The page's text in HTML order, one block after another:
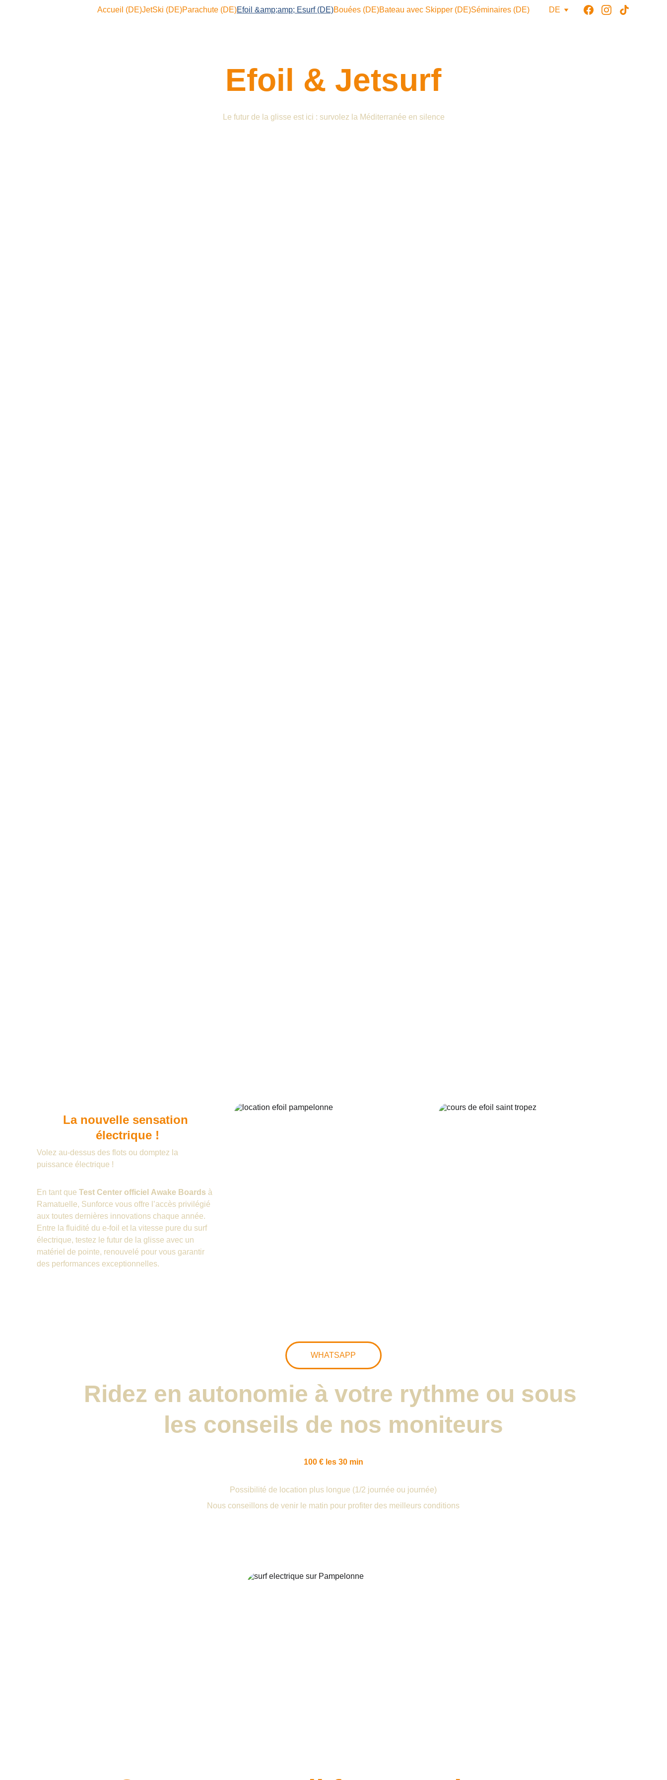
Accueil (DE)JetSki (DE)Parachute (DE)Efoil &amp;amp; Esurf (DE)Bouées (DE)Bateau avec Skipper (DE)Séminaires (DE) DE
Efoil & Jetsurf
Le futur de la glisse est ici : survolez la Méditerranée en silence
La nouvelle sensation
électrique !
Volez au-dessus des flots ou domptez la
puissance électrique !
En tant que Test Center officiel Awake Boards à
Ramatuelle, Sunforce vous offre l’accès privilégié
aux toutes dernières innovations chaque année.
Entre la fluidité du e-foil et la vitesse pure du surf
électrique, testez le futur de la glisse avec un
matériel de pointe, renouvelé pour vous garantir
des performances exceptionnelles.
WHATSAPP
Ridez en autonomie à votre rythme ou sous
les conseils de nos moniteurs
100 € les 30 min
Possibilité de location plus longue (1/2 journée ou journée)
Nous conseillons de venir le matin pour profiter des meilleurs conditions